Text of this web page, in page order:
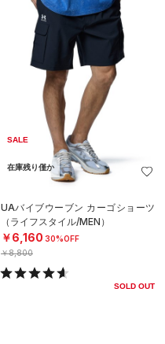
SALE
在庫残り僅か
UAバイブウーブン カーゴショーツ
（ライフスタイル/MEN）
￥6,160 30%OFF
￥8,800
SOLD OUT